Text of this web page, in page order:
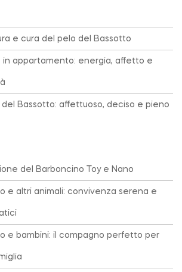
e cura del pelo del Bassotto
in appartamento: energia, affetto e
Bassotto: affettuoso, deciso e pieno
del Barboncino Toy e Nano
e altri animali: convivenza serena e
e bambini: il compagno perfetto per